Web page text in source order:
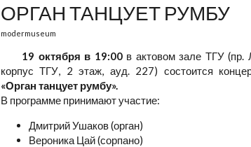
ОРГАН ТАНЦУЕТ РУМБУ
modermuseum
19 октября в 19:00в актовом зале ТГУ (пр.
корпус ТГУ, 2 этаж, ауд. 227) состоится
«Орган танцует румбу».
В программе принимают участие:
Дмитрий Ушаков (орган)
Вероника Цай (сорпано)